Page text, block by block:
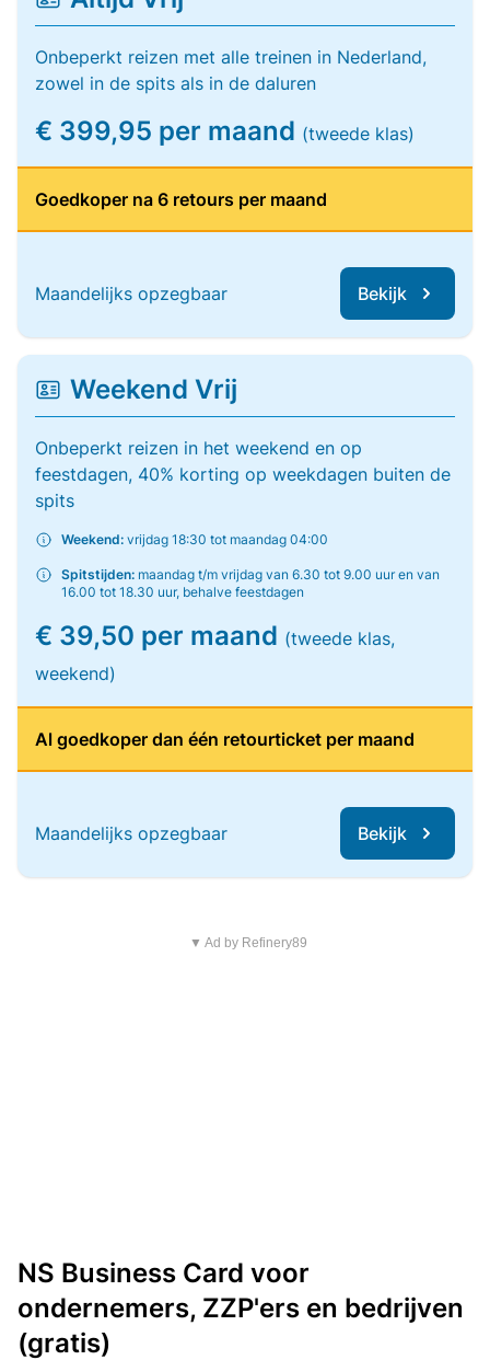
Onbeperkt reizen met alle treinen in Nederland,
zowel in de spits als in de daluren
€ 399,95 per maand (tweede klas)
Goedkoper na 6 retours per maand
Maandelijks opzegbaar Bekijk
Weekend Vrij
Onbeperkt reizen in het weekend en op
feestdagen, 40% korting op weekdagen buiten de
spits
Weekend: vrijdag 18:30 tot maandag 04:00
Spitstijden: maandag t/m vrijdag van 6.30 tot 9.00 uur en van
16.00 tot 18.30 uur, behalve feestdagen
€ 39,50 per maand (tweede klas,
weekend)
Al goedkoper dan één retourticket per maand
Maandelijks opzegbaar Bekijk
▼ Ad by Refinery89
NS Business Card voor
ondernemers, ZZP'ers en bedrijven
(gratis)